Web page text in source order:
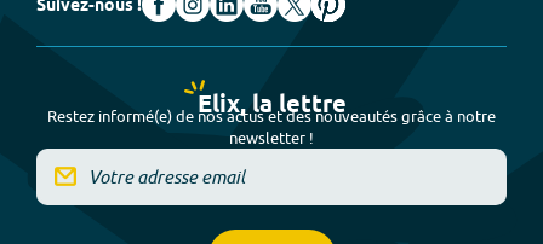
Suivez-nous !
Elix, la lettre
Restez informé(e) de nos actus et des nouveautés grâce à notre
newsletter !